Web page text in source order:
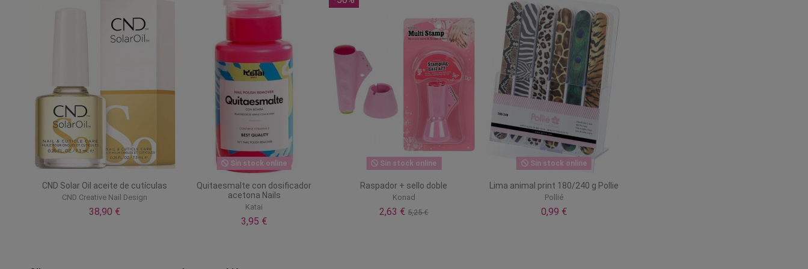
CND Solar Oil aceite de cutículas
CND Creative Nail Design
38,90 €
Sin stock online
Quitaesmalte con dosificador
acetona Nails
Katai
3,95 €
Sin stock online
Raspador + sello doble
Konad
2,63 €5,25 €
Sin stock online
Lima animal print 180/240 g Pollie
Pollié
0,99 €